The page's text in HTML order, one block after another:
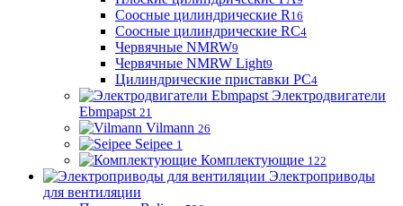
Соосные цилиндрические R 16
Соосные цилиндрические RC4
Червячные NMRW9
Червячные NMRW Light9
Цилиндрические приставки PC4
Электродвигатели
Ebmpapst 21
Vilmann 26
Seipee 1
Комплектующие 122
Электроприводы
для вентиляции